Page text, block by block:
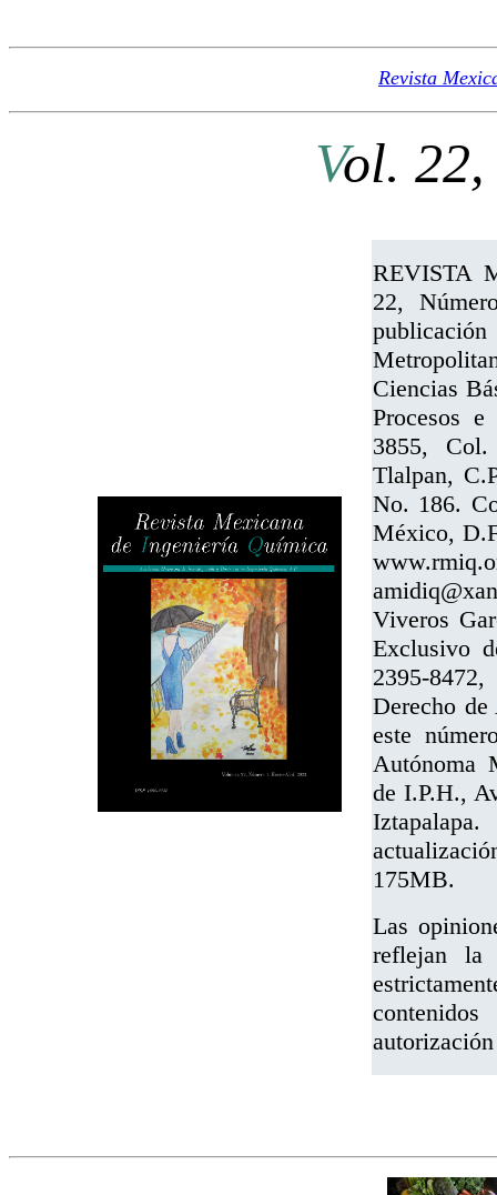
Revista
Vol.
REVISTA
22,
Ciencias
Procesos
3855, Col.
Tlalpan,
No. 186.
México,
Viveros
Exclusivo
2395-
Derecho
este
Autónoma
de I.P.H.,
175MB.
Las
reflejan la